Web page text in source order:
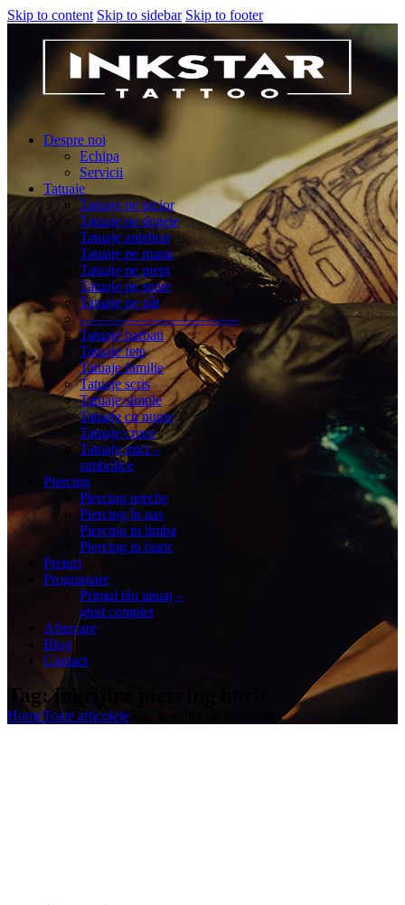
Skip to content Skip to sidebar Skip to footer
Despre noi
Echipa
Servicii
Tatuaje
Tatuaje pe picior
Tatuaje pe degete
Tatuaje antebraț
Tatuaje pe mana
Tatuaje pe piept
Tatuaje pe spate
Tatuaje pe gât
———————————
Tatuaje barbati
Tatuaje fete
Tatuaje familie
Tatuaje scris
Tatuaje simple
Tatuaje cu nume
Tatuaje cruce
Tatuaje mici –
simbolice
Piercing
Piercing ureche
Piercing în nas
Piercing in limba
Piercing in buric
Preturi
Programare
Primul tău tatuaj –
ghid complet
Aftercare
Blog
Contact
Tag: ingrijire piercing buric
HomeToate articolele Tag: ingrijire piercing buric